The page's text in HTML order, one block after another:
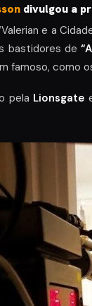
divulgou a
e a
bastidores de
famoso, como
pela Lionsgate